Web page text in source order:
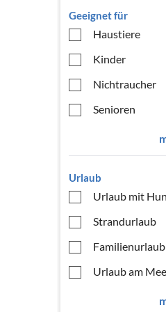
Geeignet für
Haustiere
Kinder
Nichtraucher
Senioren
Urlaub
Urlaub mit
Strandurlaub
Familienurlaub
Urlaub am